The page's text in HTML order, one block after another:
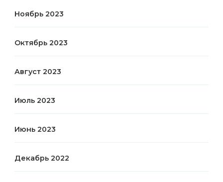
Ноябрь 2023
Октябрь 2023
Август 2023
Июль 2023
Июнь 2023
Декабрь 2022